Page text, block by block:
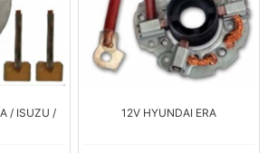
/ ISUZU /
12V HYUNDAI ERA